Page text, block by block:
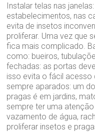
Instalar telas nas
estabelecimentos, nas
evita de insetos
proliferar. Uma vez que
fica mais complicado.
como: bueiros,
fechadas: as portas
isso evita o fácil acesso
sempre aparados: um
pragas é em jardins,
sempre ter uma
vazamento de água,
proliferar insetos e